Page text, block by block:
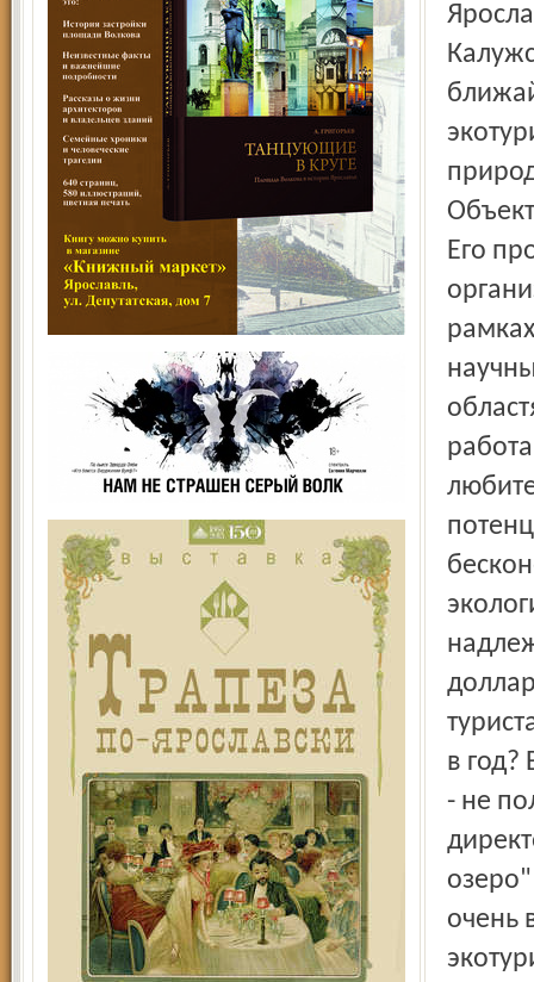
Его
в год?
- не
очень